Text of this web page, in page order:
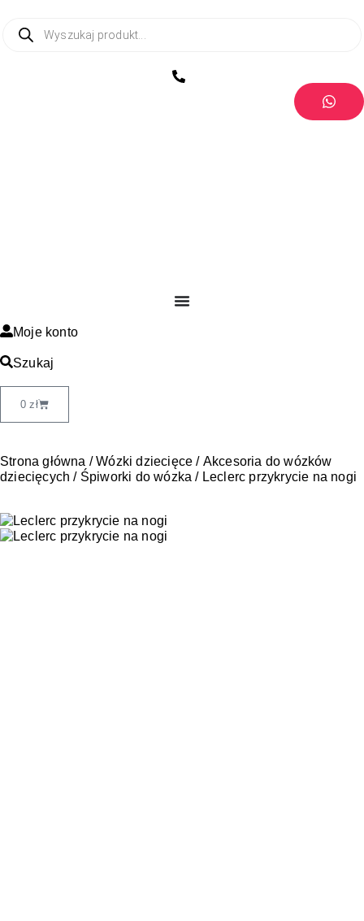
Moje konto
Szukaj
0zł
Strona główna /Wózki dziecięce / Akcesoria do wózków
dziecięcych / Śpiworki do wózka / Leclerc przykrycie na nogi